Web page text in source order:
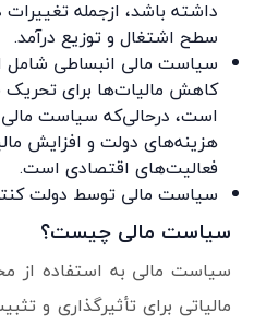
داشته باشد، ازجمله
سطح اشتغال و توزیع درآمد.
سیاست مالی انبساطی شامل
کاهش مالیات‌ها برای
است، درحالی‌که سیاست
هزینه‌های دولت و افزایش
فعالیت‌های اقتصادی است.
سیاست مالی توسط دولت
سیاست مالی چیست؟
سیاست مالی به استفاده از
مالیاتی برای تأثیرگذاری و